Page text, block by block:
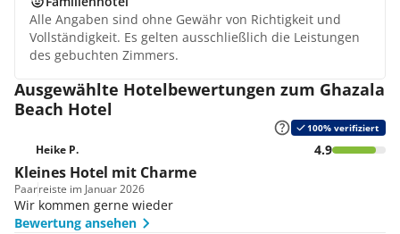
Alle Angaben sind ohne Gewähr von Richtigkeit und
Vollständigkeit. Es gelten ausschließlich die Leistungen
des gebuchten Zimmers.
Ausgewählte Hotelbewertungen zum Ghazala
Beach Hotel
100% verifiziert
Heike P. 4.9
Kleines Hotel mit Charme
Paarreiste im Januar 2026
Wir kommen gerne wieder
Bewertung ansehen